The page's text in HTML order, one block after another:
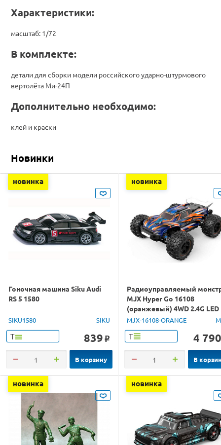
Характеристики:
масштаб: 1/72
В комплекте:
детали для сборки модели российского ударно-штурмового
вертолёта Ми-24П
Дополнительно необходимо:
клей и краски
Новинки
новинка
Гоночная машина Siku Audi
RS 5 1580
SIKU1580 SIKU
Т 839 o
В корзину
новинка
Радиоуправляемый
MJX Hyper Go 16108
(оранжевый) 4WD 2.4G LED
1/16 RTR
MJX-16108-ORANGE
Т 4 790
В
новинка новинка